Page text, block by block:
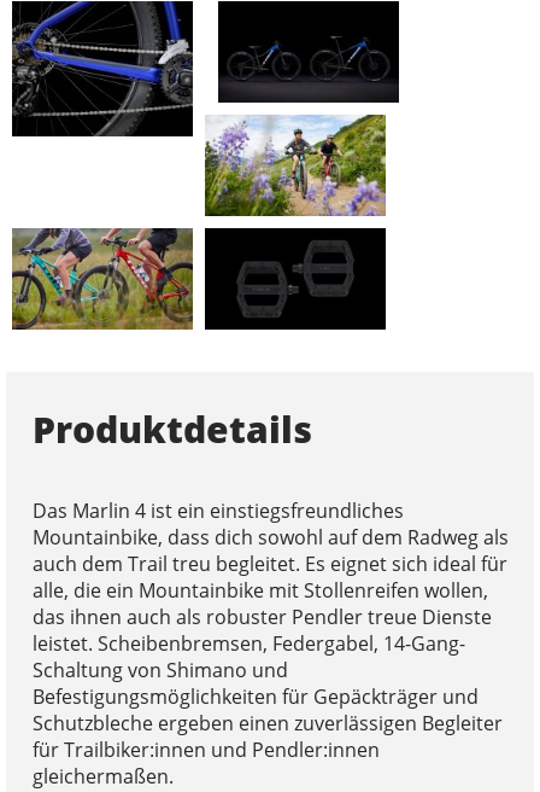
Produktdetails
Das Marlin 4 ist ein einstiegsfreundliches
Mountainbike, dass dich sowohl auf dem Radweg als
auch dem Trail treu begleitet. Es eignet sich ideal für
alle, die ein Mountainbike mit Stollenreifen wollen,
das ihnen auch als robuster Pendler treue Dienste
leistet. Scheibenbremsen, Federgabel, 14-Gang-
Schaltung von Shimano und
Befestigungsmöglichkeiten für Gepäckträger und
Schutzbleche ergeben einen zuverlässigen Begleiter
für Trailbiker:innen und Pendler:innen
gleichermaßen.